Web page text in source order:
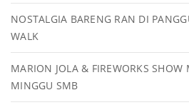
NOSTALGIA BARENG RAN DI
WALK
MARION JOLA & FIREWORKS
MINGGU SMB